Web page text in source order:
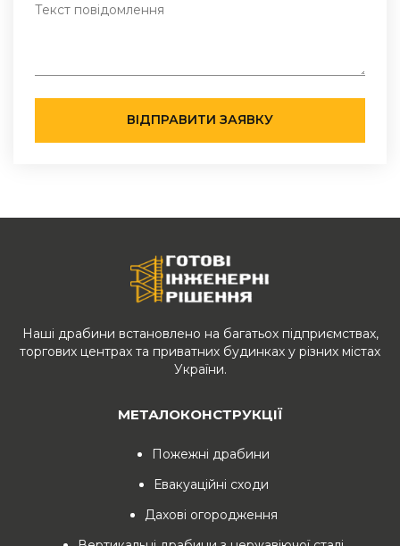
Наші драбини встановлено на багатьох підприємствах,
торгових центрах та приватних будинках у різних містах
України.
МЕТАЛОКОНСТРУКЦІЇ
Пожежні драбини
Евакуаційні сходи
Дахові огородження